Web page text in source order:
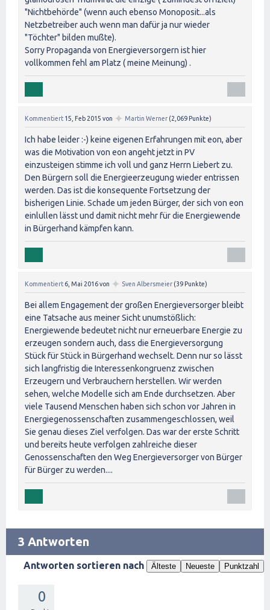
"Nichtbehörde" (wenn auch ebenso Monoposit...als
Netzbetreiber auch wenn man dafür ja nur wieder
"Töchter" bilden mußte).
Sorry Propaganda von Energieversorgern ist hier
vollkommen fehl am Platz ( meine Meinung) .
Kommentiert 15, Feb 2015 von ✦ Martin Werner (2,069 Punkte)
Ich habe leider :-) keine eigenen Erfahrungen mit eon, aber
was die Motivation von eon angeht jetzt in PV
einzusteigen stimme ich voll und ganz Herrn Liebert zu.
Den Bürgern soll die Energieerzeugung wieder entrissen
werden. Das ist die konsequente Fortsetzung der
bisherigen Linie. Schade um jeden Bürger, der sich von eon
einlullen lässt und damit nicht mehr für die Energiewende
in Bürgerhand kämpfen kann.
Kommentiert 6, Mai 2016von ✦ Sven Albersmeier (39 Punkte)
Bei allem Engagement der großen Energieversorger bleibt
eine Tatsache aus meiner Sicht unumstößlich:
Energiewende bedeutet nicht nur erneuerbare Energie zu
erzeugen sondern auch, dass die Energieversorgung
Stück für Stück in Bürgerhand wechselt. Denn nur so lässt
sich langfristig die Interessenkongruenz zwischen
Erzeugern und Verbrauchern herstellen. Wir werden
sehen, welche Modelle sich am Ende durchsetzen. Aber
viele Tausend Menschen haben sich schon vor Jahren in
Energiegenossenschaften zusammengeschlossen, weil
Sie genau dieses Ziel verfolgen. Das war der erste Schritt
und bereits heute verfolgen zahlreiche dieser
Genossenschaften den Weg Energieversorger von Bürger
für Bürger zu werden....
3 Antworten
Antworten sortieren nach Älteste Neueste Punktzahl
0